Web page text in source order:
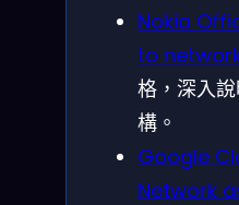
Nokia
to
格，深入
構。
Google
Network